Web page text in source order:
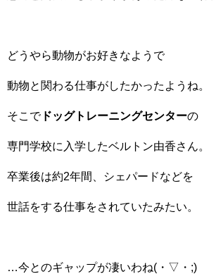
どうやら動物がお好きなようで
動物と関わる仕事がしたかったようね。
そこでドッグトレーニングセンターの
専門学校に入学したベルトン由香さん。
卒業後は約2年間、シェパードなどを
世話をする仕事をされていたみたい。
…今とのギャップが凄いわね(・▽・;)